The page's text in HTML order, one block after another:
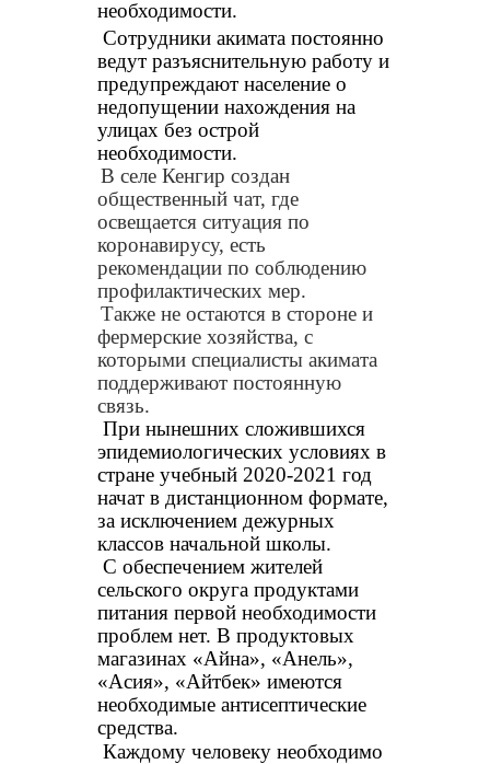
необходимости.
Сотрудники акимата постоянно
ведут разъяснительную работу и
предупреждают население о
недопущении нахождения на
улицах без острой
необходимости.
В селе Кенгир создан
общественный чат, где
освещается ситуация по
коронавирусу, есть
рекомендации по соблюдению
профилактических мер.
Также не остаются в стороне и
фермерские хозяйства, с
которыми специалисты акимата
поддерживают постоянную
связь.
При нынешних сложившихся
эпидемиологических условиях в
стране учебный 2020-2021 год
начат в дистанционном формате,
за исключением дежурных
классов начальной школы.
С обеспечением жителей
сельского округа продуктами
питания первой необходимости
проблем нет. В продуктовых
магазинах «Айна», «Анель»,
«Асия», «Айтбек» имеются
необходимые антисептические
средства.
Каждому человеку необходимо